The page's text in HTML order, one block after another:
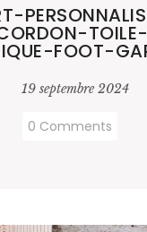
FOOT-
19 septembre 2024
0 Comments